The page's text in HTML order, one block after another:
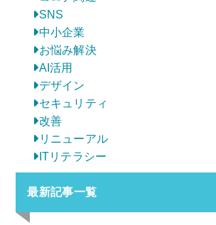
SNS
中小企業
お悩み解決
AI活用
デザイン
セキュリティ
改善
リニューアル
ITリテラシー
最新記事一覧